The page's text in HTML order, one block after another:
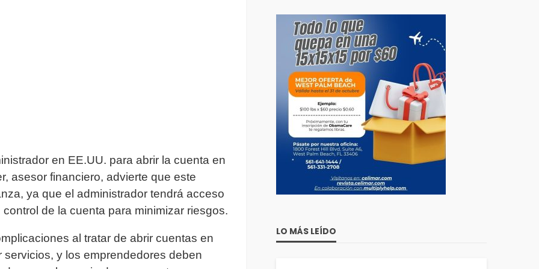
en EE.UU. para abrir la cuenta en
asesor financiero, advierte que este
ya que el administrador tendrá acceso
de la cuenta para minimizar riesgos.
al tratar de abrir cuentas en
y los emprendedores deben
LO MÁS LEÍDO